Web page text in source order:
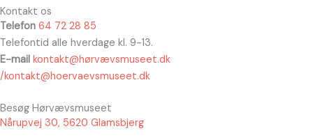
Kontakt os
Telefon 64 72 28 85
Telefontid alle hverdage kl. 9-13.
E-mail kontakt@hørvævsmuseet.dk
/kontakt@hoervaevsmuseet.dk
Besøg Hørvævsmuseet
Nårupvej 30, 5620 Glamsbjerg